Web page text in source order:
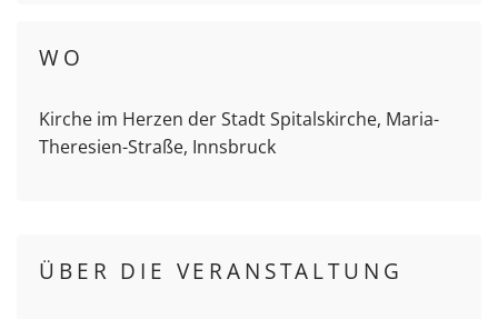
WO
Kirche im Herzen der Stadt Spitalskirche, Maria-
Theresien-Straße, Innsbruck
ÜBER DIE VERANSTALTUNG